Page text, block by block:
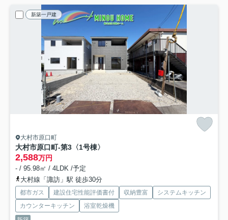
新築一戸建
大村市原口町
大村市原口町-第3 〈1号棟〉
2,588万円
- / 95.98㎡ / 4LDK /予定
大村線「諏訪」駅 徒歩30分
都市ガス 建設住宅性能評価書付 収納豊富
システムキッチン
カウンターキッチン
浴室乾燥機